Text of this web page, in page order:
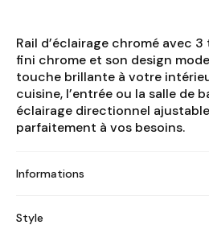
Rail d’éclairage chromé avec
fini chrome et son design
touche brillante à votre
cuisine, l’entrée ou la salle de
éclairage directionnel
parfaitement à vos besoins.
Informations
Style